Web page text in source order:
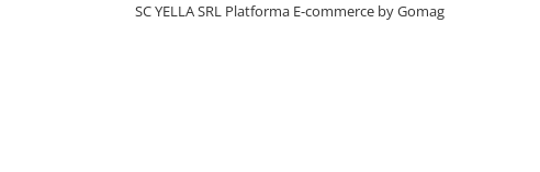
SC YELLA SRL Platforma E-commerce by Gomag